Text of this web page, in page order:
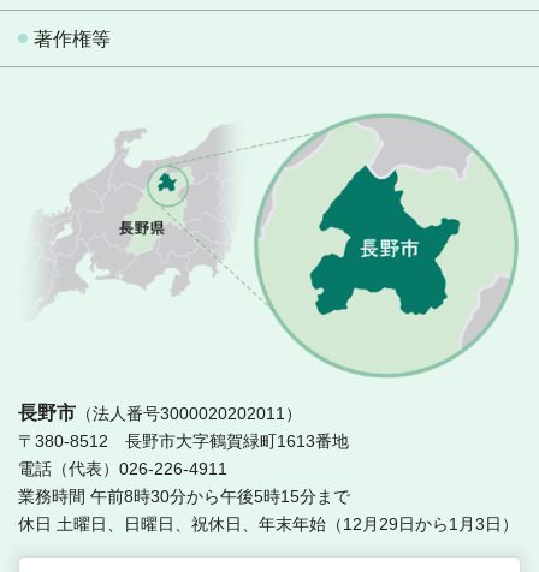
著作権等
長野市 （法人番号3000020202011）
〒380-8512 長野市大字鶴賀緑町1613番地
電話（代表）026-226-4911
業務時間 午前8時30分から午後5時15分まで
休日 土曜日、日曜日、祝休日、年末年始（12月29日から1月3日）